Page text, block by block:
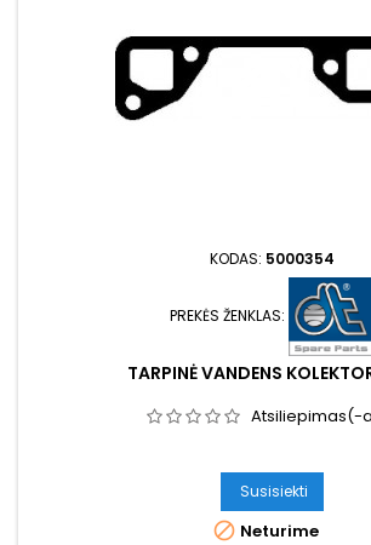
KODAS: 5000354
PREKĖS ŽENKLAS:
TARPINĖ VANDENS
Atsiliepimas(-
Susisiekti
 Neturime